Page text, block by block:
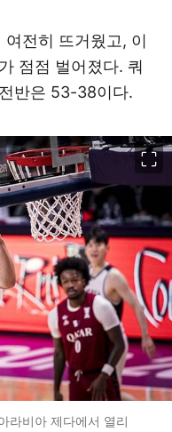
전히 뜨거웠고, 이
점점 벌어졌다. 쿼
반은 53-38이다.
라비아 제다에서 열리